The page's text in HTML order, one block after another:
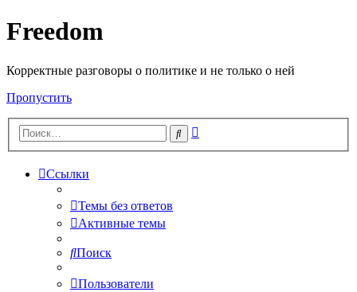
Freedom
Корректные разговоры о политике и не только о ней
Пропустить
Поиск
Ссылки
Темы без ответов
Активные темы
Поиск
Пользователи